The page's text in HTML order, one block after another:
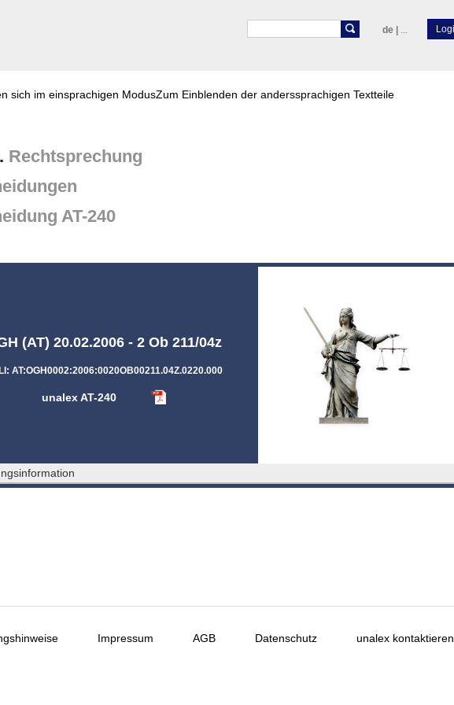
de |
sich im einsprachigen ModusZum Einblenden der anderssprachigen Textteile
Rechtsprechung
AT-240
(AT) 20.02.2006 - 2 Ob 211/04z
AT:OGH0002:2006:0020OB00211.04Z.0220.000
unalex AT-240
Impressum AGB Datenschutz unalex kontaktieren